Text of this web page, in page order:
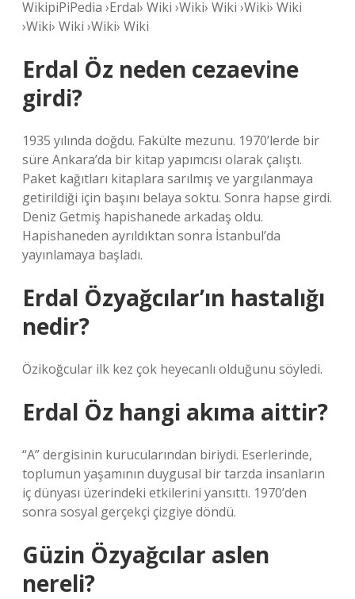
WikipiPiPedia ›Erdal› Wiki ›Wiki› Wiki ›Wiki› Wiki
›Wiki› Wiki ›Wiki› Wiki
Erdal Öz neden cezaevine
girdi?
1935 yılında doğdu. Fakülte mezunu. 1970’lerde bir
süre Ankara’da bir kitap yapımcısı olarak çalıştı.
Paket kağıtları kitaplara sarılmış ve yargılanmaya
getirildiği için başını belaya soktu. Sonra hapse girdi.
Deniz Getmiş hapishanede arkadaş oldu.
Hapishaneden ayrıldıktan sonra İstanbul’da
yayınlamaya başladı.
Erdal Özyağcılar’ın hastalığı
nedir?
Özikoğcular ilk kez çok heyecanlı olduğunu söyledi.
Erdal Öz hangi akıma aittir?
“A” dergisinin kurucularından biriydi. Eserlerinde,
toplumun yaşamının duygusal bir tarzda insanların
iç dünyası üzerindeki etkilerini yansıttı. 1970’den
sonra sosyal gerçekçi çizgiye döndü.
Güzin Özyağcılar aslen
nereli?